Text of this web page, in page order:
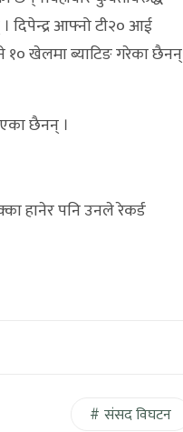
आफ्नो टी२० आई
खेलमा ब्याटिङ गरेका छैनन्
छैनन् ।
हानेर पनि उनले रेकर्ड
संसद विघटन